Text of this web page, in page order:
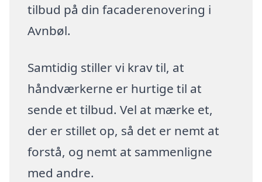
tilbud på din facaderenovering i
Avnbøl.
Samtidig stiller vi krav til, at
håndværkerne er hurtige til at
sende et tilbud. Vel at mærke et,
der er stillet op, så det er nemt at
forstå, og nemt at sammenligne
med andre.